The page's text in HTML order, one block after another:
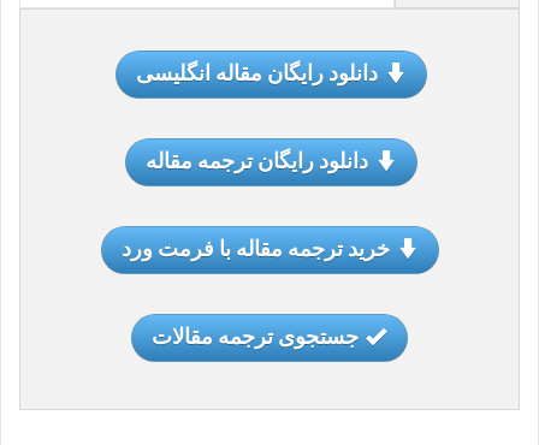
دانلود رایگان مقاله انگلیسی
دانلود رایگان ترجمه مقاله
خرید ترجمه مقاله با فرمت ورد
جستجوی ترجمه مقالات